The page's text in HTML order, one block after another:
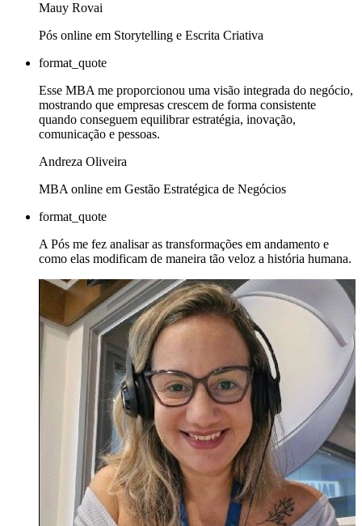
Mauy Rovai
Pós online em Storytelling e Escrita Criativa
format_quote
Esse MBA me proporcionou uma visão integrada do negócio,
mostrando que empresas crescem de forma consistente
quando conseguem equilibrar estratégia, inovação,
comunicação e pessoas.
Andreza Oliveira
MBA online em Gestão Estratégica de Negócios
format_quote
A Pós me fez analisar as transformações em andamento e
como elas modificam de maneira tão veloz a história humana.